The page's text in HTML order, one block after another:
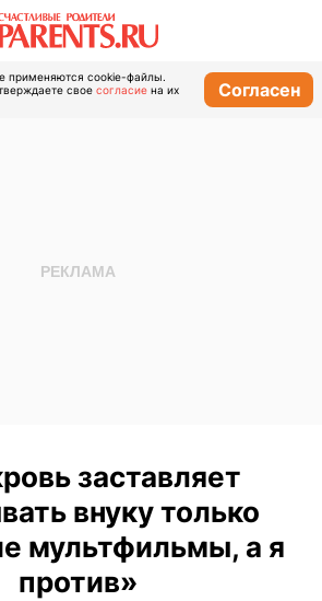
применяются cookie-файлы.
свое согласие на их
Согласен
заставляет
внуку только
мультфильмы, а я
против»